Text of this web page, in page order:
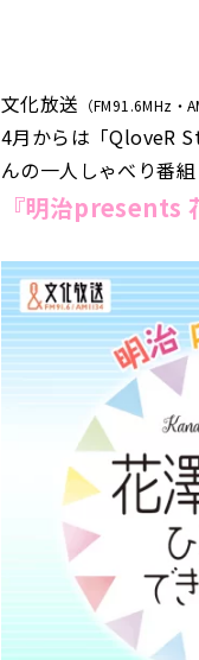
文化放送 （FM91.6MHz・
4月からは「QloveR
んの一人しゃべり番組
『明治presents